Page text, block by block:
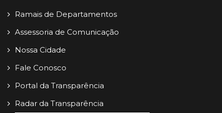
Ramais de Departamentos
Assessoria de Comunicação
Nossa Cidade
Fale Conosco
Portal da Transparência
Radar da Transparência